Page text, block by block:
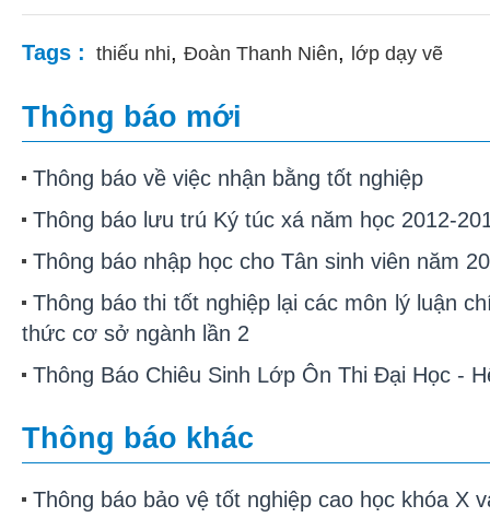
Tags : thiếu nhi, Đoàn Thanh Niên, lớp dạy vẽ
Thông báo mới
Thông báo về việc nhận bằng tốt nghiệp
Thông báo lưu trú Ký túc xá năm học 2012-
Thông báo nhập học cho Tân sinh viên năm
Thông báo thi tốt nghiệp lại các môn lý luận
thức cơ sở ngành lần 2
Thông Báo Chiêu Sinh Lớp Ôn Thi Đại Học -
Thông báo khác
Thông báo bảo vệ tốt nghiệp cao học khóa X